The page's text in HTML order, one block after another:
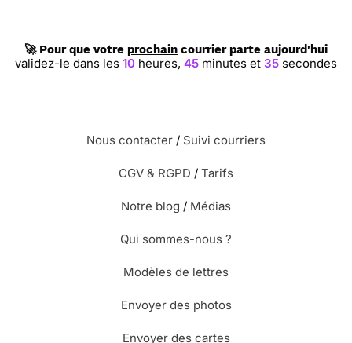
🚀 Pour que votre prochain courrier parte aujourd'hui
validez-le dans les 10heures, 45minutes et 34 secondes
Nous contacter / Suivi courriers
CGV & RGPD / Tarifs
Notre blog / Médias
Qui sommes-nous ?
Modèles de lettres
Envoyer des photos
Envoyer des cartes